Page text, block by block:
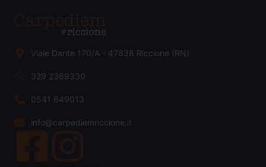
Viale Dante 170/A - 47838 Riccione (RN)
329 2369330
0541 649013
info@carpediemriccione.it